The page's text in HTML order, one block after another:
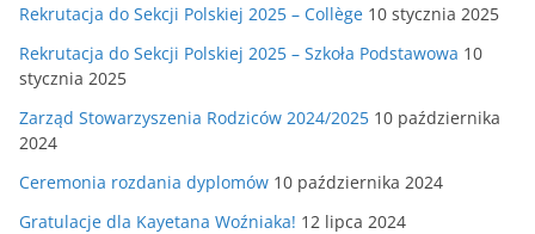
Rekrutacja do Sekcji Polskiej 2025 – Collège 10 stycznia 2025
Rekrutacja do Sekcji Polskiej 2025 – Szkoła Podstawowa 10
stycznia 2025
Zarząd Stowarzyszenia Rodziców 2024/2025 10 października
2024
Ceremonia rozdania dyplomów 10 października 2024
Gratulacje dla Kayetana Woźniaka! 12 lipca 2024